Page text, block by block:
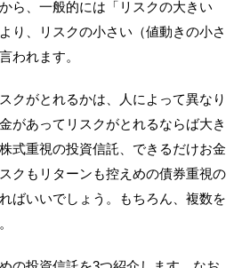
ら、一般的には「リスクの大きい
り、リスクの小さい（値動きの小さ
われます。
クがとれるかは、人によって異なり
があってリスクがとれるならば大き
式重視の投資信託、できるだけお金
クもリターンも控えめの債券重視の
ばいいでしょう。もちろん、複数を